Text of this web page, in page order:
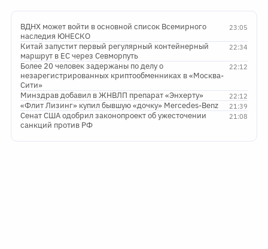
23:05
ВДНХ может войти в основной список Всемирного
наследия ЮНЕСКО
22:34
Китай запустит первый регулярный контейнерный
маршрут в ЕС через Севморпуть
22:12
Более 20 человек задержаны по делу о
незарегистрированных криптообменниках в «Москва-
Сити»
22:12
Минздрав добавил в ЖНВЛП препарат «Энхерту»
21:39
«Флит Лизинг» купил бывшую «дочку» Mercedes-Benz
21:08
Сенат США одобрил законопроект об ужесточении
санкций против РФ